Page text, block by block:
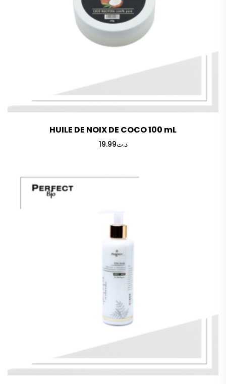
HUILE DE NOIX DE COCO 100 mL
د.ت19.99